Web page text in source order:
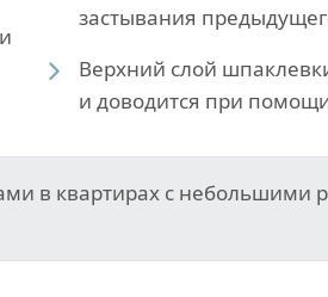
застывания
Верхний слой
и доводится при
в квартирах с небольшими